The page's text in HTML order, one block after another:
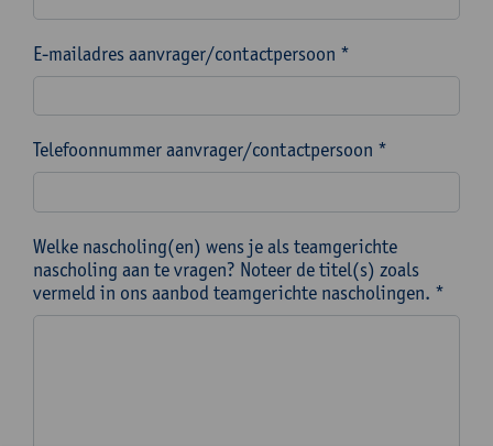
E-mailadres aanvrager/contactpersoon *
Telefoonnummer aanvrager/contactpersoon *
Welke nascholing(en) wens je als teamgerichte
nascholing aan te vragen? Noteer de titel(s) zoals
vermeld in ons aanbod teamgerichte nascholingen. *